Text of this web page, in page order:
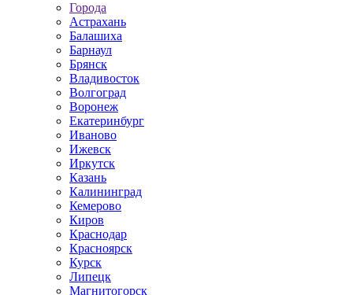
Города
Астрахань
Балашиха
Барнаул
Брянск
Владивосток
Волгоград
Воронеж
Екатеринбург
Иваново
Ижевск
Иркутск
Казань
Калининград
Кемерово
Киров
Краснодар
Красноярск
Курск
Липецк
Магнитогорск